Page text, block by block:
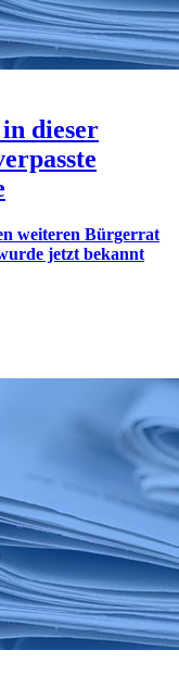
dieser
weiteren Bürgerrat
jetzt bekannt